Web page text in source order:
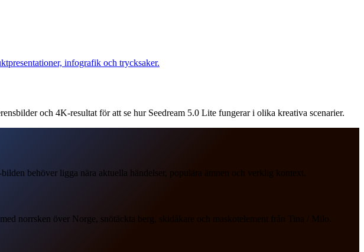
infografik och trycksaker.
och 4K-resultat för att se hur Seedream 5.0 Lite fungerar i olika kreativa scenarier.
behöver ligga nära aktuella händelser, populära ämnen och verklig kontext.
norrsken över Norge, snötäckta berg, skidåkare och maskotelement från Tina / Milo.